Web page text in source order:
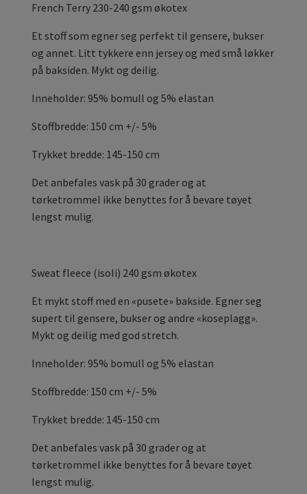
French Terry 230-240 gsm økotex
Et stoff som egner seg perfekt til gensere, bukser
og annet. Litt tykkere enn jersey og med små løkker
på baksiden. Mykt og deilig.
Inneholder: 95% bomull og 5% elastan
Stoffbredde: 150 cm +/- 5%
Trykket bredde: 145-150 cm
Det anbefales vask på 30 grader og at
tørketrommel ikke benyttes for å bevare tøyet
lengst mulig.
Sweat fleece (isoli) 240 gsm økotex
Et mykt stoff med en «pusete» bakside. Egner seg
supert til gensere, bukser og andre «koseplagg».
Mykt og deilig med god stretch.
Inneholder: 95% bomull og 5% elastan
Stoffbredde: 150 cm +/- 5%
Trykket bredde: 145-150 cm
Det anbefales vask på 30 grader og at
tørketrommel ikke benyttes for å bevare tøyet
lengst mulig.